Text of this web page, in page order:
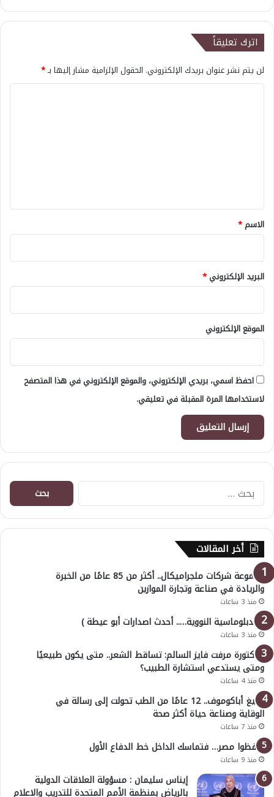
اترك تعليقاً
لن يتم نشر عنوان بريدك الإلكتروني. الحقول الإلزامية مشار إليها بـ*
*
الاسم*
البريد الإلكتروني*
الموقع الإلكتروني
احفظ اسمي، بريدي الإلكتروني، والموقع الإلكتروني في هذا المتصفح
لاستخدامها المرة المقبلة في تعليقي.
البحث
عن:
أخر المقالات
مجموعة شركات ملجراميكال.. أكثر من 85 عامًا من الخبرة
والريادة في صناعة وتجارة الموازين
منذ 3 ساعات
( الدبلوماسية النووية….. أحدث اصدارات أبو عيطة )
منذ 3 ساعات
الدكتورة مرفت فايز السالم: تساقط الشعر.. متى يكون طبيعيًا
ومتى يستدعي استشارة الطبيب؟
منذ 4 ساعات
أوليغ أباكوموف.. 12 عامًا من الطب تحولت إلى رسالة في
الوقاية وصناعة حياة أكثر صحة
منذ 7 ساعات
احفظوا مصر… فتماسك الداخل خط الدفاع الأول
منذ 9 ساعات
إيناس سليمان : مسؤولة العلاقات الدولية
بالرياض بمنظمة الأمم المتحدة للتدريب والاعلام